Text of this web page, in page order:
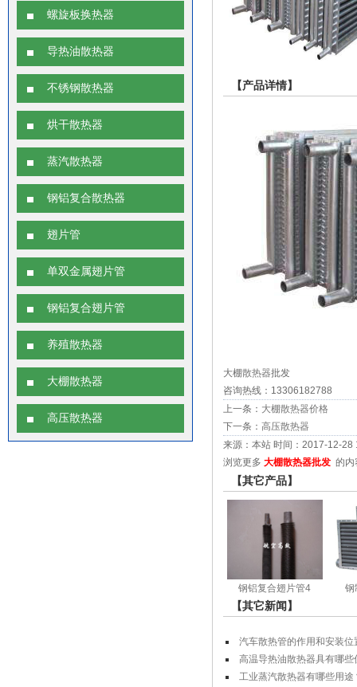
螺旋板换热器
导热油散热器
不锈钢散热器
烘干散热器
蒸汽散热器
钢铝复合散热器
翅片管
单双金属翅片管
钢铝复合翅片管
养殖散热器
大棚散热器
高压散热器
【产品详情】
大棚散热器批发
咨询热线：13306182788
上一条： 大棚散热器价格
下一条： 高压散热器
来源：本站 时间：2017-12-28
浏览更多 大棚散热器批发的内
【其它产品】
钢铝复合翅片管4 钢
【其它新闻】
汽车散热管的作用和安装位
高温导热油散热器具有哪些
工业蒸汽散热器有哪些用途